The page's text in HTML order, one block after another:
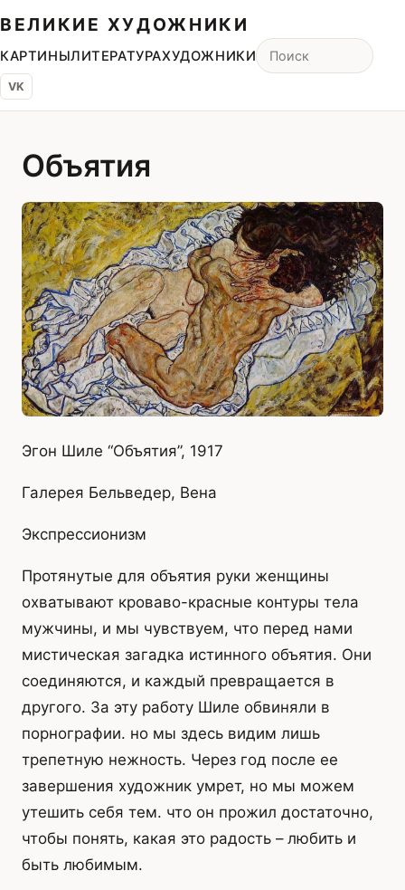
ВЕЛИКИЕ ХУДОЖНИКИ
КАРТИНЫЛИТЕРАТУРАХУДОЖНИКИ
VK
Объятия
Эгон Шиле “Объятия”, 1917
Галерея Бельведер, Вена
Экспрессионизм
Протянутые для объятия руки женщины
охватывают кроваво-красные контуры тела
мужчины, и мы чувствуем, что перед нами
мистическая загадка истинного объятия. Они
соединяются, и каждый превращается в
другого. За эту работу Шиле обвиняли в
порнографии. но мы здесь видим лишь
трепетную нежность. Через год после ее
завершения художник умрет, но мы можем
утешить себя тем. что он прожил достаточно,
чтобы понять, какая это радость – любить и
быть любимым.